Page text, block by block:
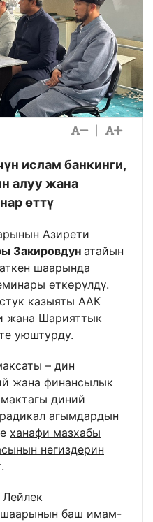
ислам банкинги,
алуу жана
өттү
Азирети
Закировдун атайын
шаарында
өткөрүлдү.
казыяты ААК
жана Шарияттык
уюштурду.
– дин
жана финансылык
диний
агымдардын
ханафи мазхабы
негиздерин
шаарынын баш имам-